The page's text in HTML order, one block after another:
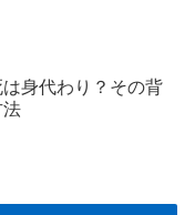
身代わり？その背
法